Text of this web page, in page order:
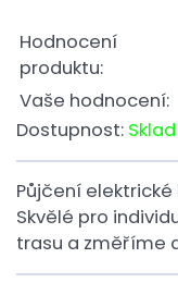
Hodnocení
produktu:
Vaše hodnocení:
Dostupnost: Sklad
Půjčení
Skvělé pro
trasu a změříme